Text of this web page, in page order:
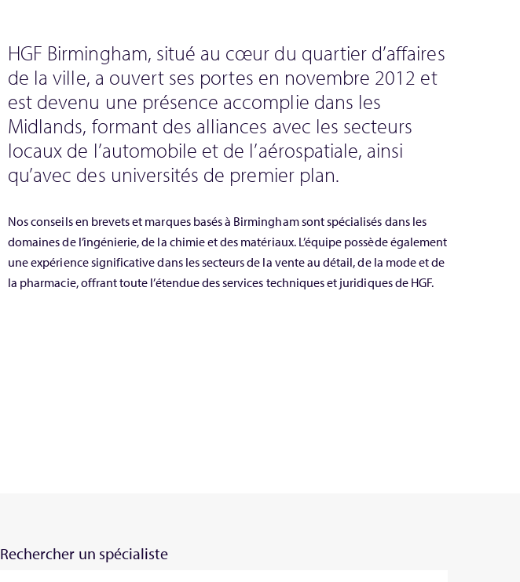
HGF Birmingham, situé au cœur du quartier d’affaires
de la ville, a ouvert ses portes en novembre 2012 et
est devenu une présence accomplie dans les
Midlands, formant des alliances avec les secteurs
locaux de l’automobile et de l’aérospatiale, ainsi
qu’avec des universités de premier plan.
Nos conseils en brevets et marques basés à Birmingham sont spécialisés dans les
domaines de l’ingénierie, de la chimie et des matériaux. L’équipe possède également
une expérience significative dans les secteurs de la vente au détail, de la mode et de
la pharmacie, offrant toute l’étendue des services techniques et juridiques de HGF.
Rechercher un spécialiste